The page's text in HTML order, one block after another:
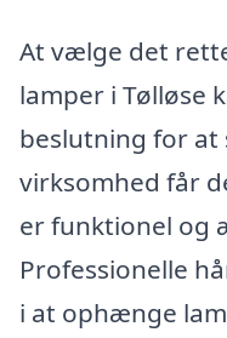
At vælge det
lamper i Tølløse
beslutning for at
virksomhed får
er funktionel og
Professionelle
i at ophænge